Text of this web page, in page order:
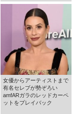
女優からアーティストまで
有名セレブが勢ぞろい
amfARガラのレッドカーペ
ットをプレイバック